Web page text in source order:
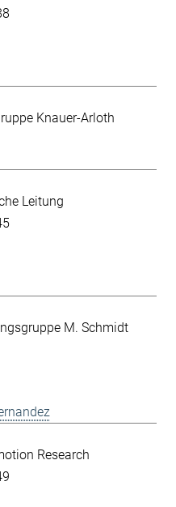
Knauer-Arloth
Leitung
M. Schmidt
Research